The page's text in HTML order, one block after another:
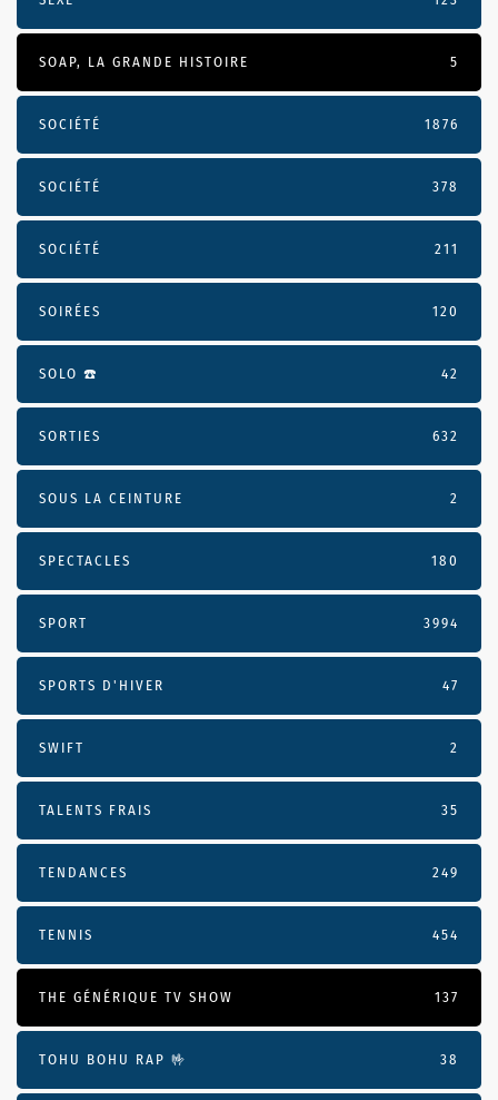
SOAP, LA GRANDE HISTOIRE 5
SOCIÉTÉ 1876
SOCIÉTÉ 378
SOCIÉTÉ 211
SOIRÉES 120
SOLO ☎️ 42
SORTIES 632
SOUS LA CEINTURE 2
SPECTACLES 180
SPORT 3994
SPORTS D'HIVER 47
SWIFT 2
TALENTS FRAIS 35
TENDANCES 249
TENNIS 454
THE GÉNÉRIQUE TV SHOW 137
TOHU BOHU RAP 🤟 38